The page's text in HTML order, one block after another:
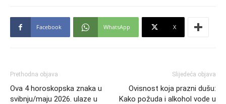
Facebook WhatsApp X
Prethodna objava
Ova 4 horoskopska znaka u
svibnju/maju 2026. ulaze u
Slijedeća objava
Ovisnost koja prazni dušu:
Kako požuda i alkohol vode u